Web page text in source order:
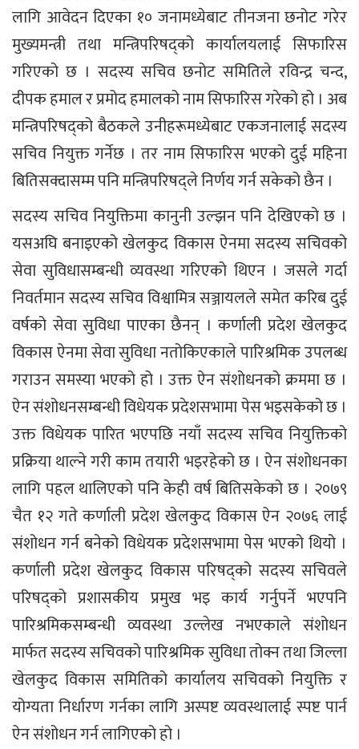
लागि आवेदन दिएका १० जनामध्येबाट तीनजना छनोट गरेर
मुख्यमन्त्री तथा मन्त्रिपरिषद्को कार्यालयलाई सिफारिस
गरिएको छ । सदस्य सचिव छनोट समितिले रविन्द्र चन्द,
दीपक हमाल र प्रमोद हमालको नाम सिफारिस गरेको हो । अब
मन्त्रिपरिषद्को बैठकले उनीहरूमध्येबाट एकजनालाई सदस्य
सचिव नियुक्त गर्नेछ । तर नाम सिफारिस भएको दुई महिना
बितिसक्दासम्म पनि मन्त्रिपरिषद्ले निर्णय गर्न सकेको छैन ।
सदस्य सचिव नियुक्तिमा कानुनी उल्झन पनि देखिएको छ ।
यसअघि बनाइएको खेलकुद विकास ऐनमा सदस्य सचिवको
सेवा सुविधासम्बन्धी व्यवस्था गरिएको थिएन । जसले गर्दा
निवर्तमान सदस्य सचिव विश्वामित्र सञ्जायलले समेत करिब दुई
वर्षको सेवा सुविधा पाएका छैनन् । कर्णाली प्रदेश खेलकुद
विकास ऐनमा सेवा सुविधा नतोकिएकाले पारिश्रमिक उपलब्ध
गराउन समस्या भएको हो । उक्त ऐन संशोधनको क्रममा छ ।
ऐन संशोधनसम्बन्धी विधेयक प्रदेशसभामा पेस भइसकेको छ ।
उक्त विधेयक पारित भएपछि नयाँ सदस्य सचिव नियुक्तिको
प्रक्रिया थाल्ने गरी काम तयारी भइरहेको छ । ऐन संशोधनका
लागि पहल थालिएको पनि केही वर्ष बितिसकेको छ । २०७९
चैत १२ गते कर्णाली प्रदेश खेलकुद विकास ऐन २०७६ लाई
संशोधन गर्न बनेको विधेयक प्रदेशसभामा पेस भएको थियो ।
कर्णाली प्रदेश खेलकुद विकास परिषद्को सदस्य सचिवले
परिषद्को प्रशासकीय प्रमुख भइ कार्य गर्नुपर्ने भएपनि
पारिश्रमिकसम्बन्धी व्यवस्था उल्लेख नभएकाले संशोधन
मार्फत सदस्य सचिवको पारिश्रमिक सुविधा तोक्न तथा जिल्ला
खेलकुद विकास समितिको कार्यालय सचिवको नियुक्ति र
योग्यता निर्धारण गर्नका लागि अस्पष्ट व्यवस्थालाई स्पष्ट पार्न
ऐन संशोधन गर्न लागिएको हो ।